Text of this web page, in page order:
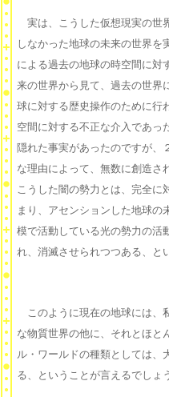
実は、こうした仮想現実の世
しなかった地球の未来の世界を
による過去の地球の時空間に対
来の世界から見て、過去の世界
球に対する歴史操作のために行
空間に対する不正な介入であっ
隠れた事実があったのですが、
な理由によって、無数に創造さ
こうした闇の勢力とは、完全に
まり、アセンションした地球の
模で活動している光の勢力の活
れ、消滅させられつつある、と
このように現在の地球には、
な物質世界の他に、それとほと
ル・ワールドの種類としては、
る、ということが言えるでしょ